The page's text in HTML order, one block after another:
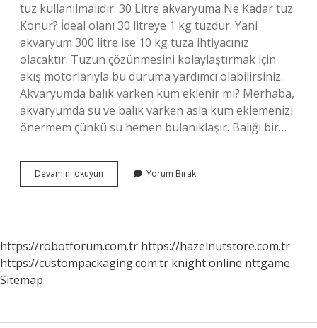
tuz kullanılmalıdır. 30 Litre akvaryuma Ne Kadar tuz
Konur? İdeal olanı 30 litreye 1 kg tuzdur. Yani
akvaryum 300 litre ise 10 kg tuza ihtiyacınız
olacaktır. Tuzun çözünmesini kolaylaştırmak için
akış motorlarıyla bu duruma yardımcı olabilirsiniz.
Akvaryumda balık varken kum eklenir mi? Merhaba,
akvaryumda su ve balık varken asla kum eklemenizi
önermem çünkü su hemen bulanıklaşır. Balığı bir…
Devamını okuyun Akvaryumda
Balık
Yorum Bırak
https://robotforum.com.tr https://hazelnutstore.com.tr
https://custompackaging.com.tr knight online nttgame
Sitemap